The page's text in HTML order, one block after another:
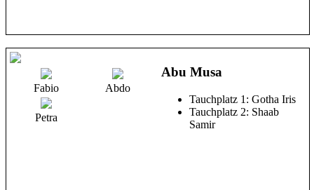
Fabio Abdo
Petra
Abu Musa
Tauchplatz 1: Gotha Iris
Tauchplatz 2: Shaab
Samir